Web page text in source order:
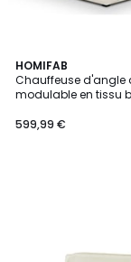
HOMIFAB
Chauffeuse d'angle
modulable en tissu
599,99 €